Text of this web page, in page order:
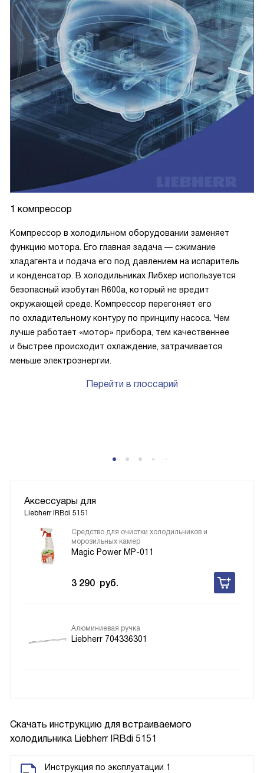
Скачать инструкцию для встраиваемого
холодильника Liebherr IRBdi 5151
Инструкция по эксплуатации 1
1 компрессор
Компрессор в холодильном оборудовании заменяет
функцию мотора. Его главная задача — сжимание
хладагента и подача его под давлением на испаритель
и конденсатор. В холодильниках Либхер используется
безопасный изобутан R600a, который не вредит
окружающей среде. Компрессор перегоняет его
по охладительному контуру по принципу насоса. Чем
лучше работает «мотор» прибора, тем качественнее
и быстрее происходит охлаждение, затрачивается
меньше электроэнергии.
Перейти в глоссарий
Аксессуары для
Liebherr IRBdi 5151
Средство для очистки холодильников и
морозильных камер
Magic Power MP-011
3 290 руб.
Алюминиевая ручка
Liebherr 704336301